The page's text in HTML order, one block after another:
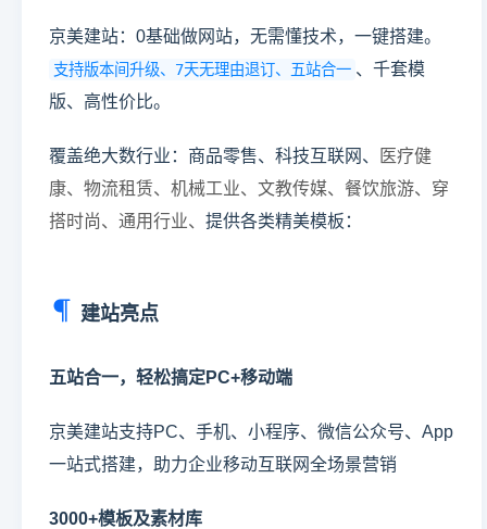
京美建站：0基础做网站，无需懂技术，一键搭建。
支持版本间升级、7天无理由退订、五站合一 、千套模
版、高性价比。
覆盖绝大数行业：商品零售、科技互联网、
医疗健
康、物流租赁、机械工业、文教传媒、餐饮旅游、穿
搭时尚、通用行业、 提供各类精美模板：
建站亮点
五站合一，轻松搞定PC+移动端
京美建站支持PC、手机、小程序、微信公众号、App
一站式搭建，助力企业移动互联网全场景营销
3000+模板及素材库